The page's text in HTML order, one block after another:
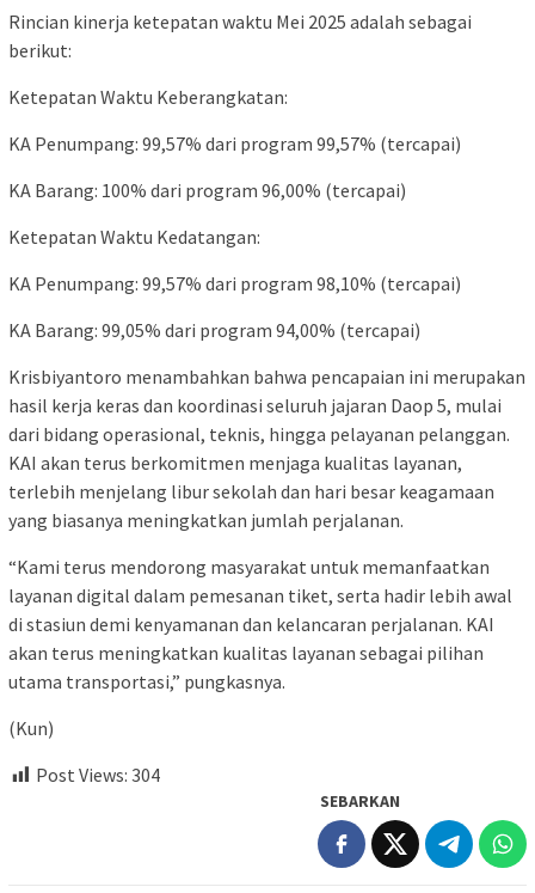
Rincian kinerja ketepatan waktu Mei 2025 adalah sebagai
berikut:
Ketepatan Waktu Keberangkatan:
KA Penumpang: 99,57% dari program 99,57% (tercapai)
KA Barang: 100% dari program 96,00% (tercapai)
Ketepatan Waktu Kedatangan:
KA Penumpang: 99,57% dari program 98,10% (tercapai)
KA Barang: 99,05% dari program 94,00% (tercapai)
Krisbiyantoro menambahkan bahwa pencapaian ini merupakan
hasil kerja keras dan koordinasi seluruh jajaran Daop 5, mulai
dari bidang operasional, teknis, hingga pelayanan pelanggan.
KAI akan terus berkomitmen menjaga kualitas layanan,
terlebih menjelang libur sekolah dan hari besar keagamaan
yang biasanya meningkatkan jumlah perjalanan.
“Kami terus mendorong masyarakat untuk memanfaatkan
layanan digital dalam pemesanan tiket, serta hadir lebih awal
di stasiun demi kenyamanan dan kelancaran perjalanan. KAI
akan terus meningkatkan kualitas layanan sebagai pilihan
utama transportasi,” pungkasnya.
(Kun)
Post Views: 304
SEBARKAN